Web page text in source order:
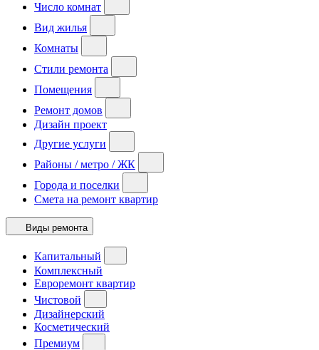
Число комнат
Вид жилья
Комнаты
Стили ремонта
Помещения
Ремонт домов
Дизайн проект
Другие услуги
Районы / метро / ЖК
Города и поселки
Смета на ремонт квартир
Виды ремонта
Капитальный
Комплексный
Евроремонт квартир
Чистовой
Дизайнерский
Косметический
Премиум